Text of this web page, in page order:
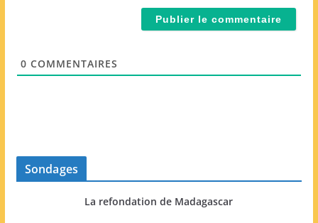
0 COMMENTAIRES
Sondages
La refondation de Madagascar